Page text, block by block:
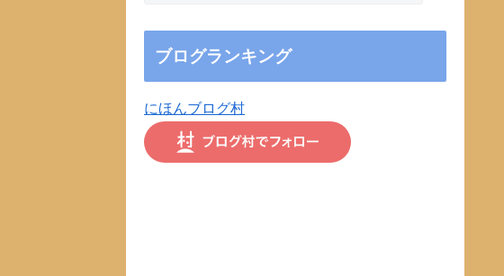
ブログランキング
にほんブログ村